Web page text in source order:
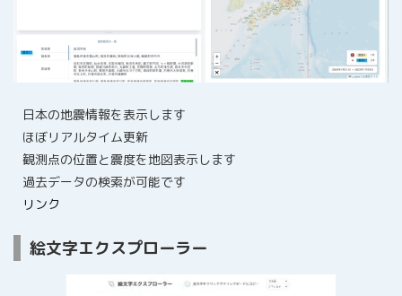
日本の地震情報を表示します
ほぼリアルタイム更新
観測点の位置と震度を地図表示します
過去データの検索が可能です
リンク
絵文字エクスプローラー